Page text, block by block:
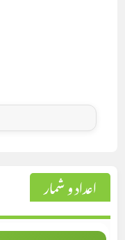
اعداد و شمار